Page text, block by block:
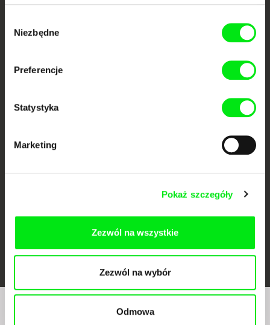
zgody
Niezbędne
Preferencje
Statystyka
Marketing
Pokaż szczegóły
Zezwól na wszystkie
Zezwól na wybór
Odmowa
Czy chcesz regularnie otrzymywać newsletter z